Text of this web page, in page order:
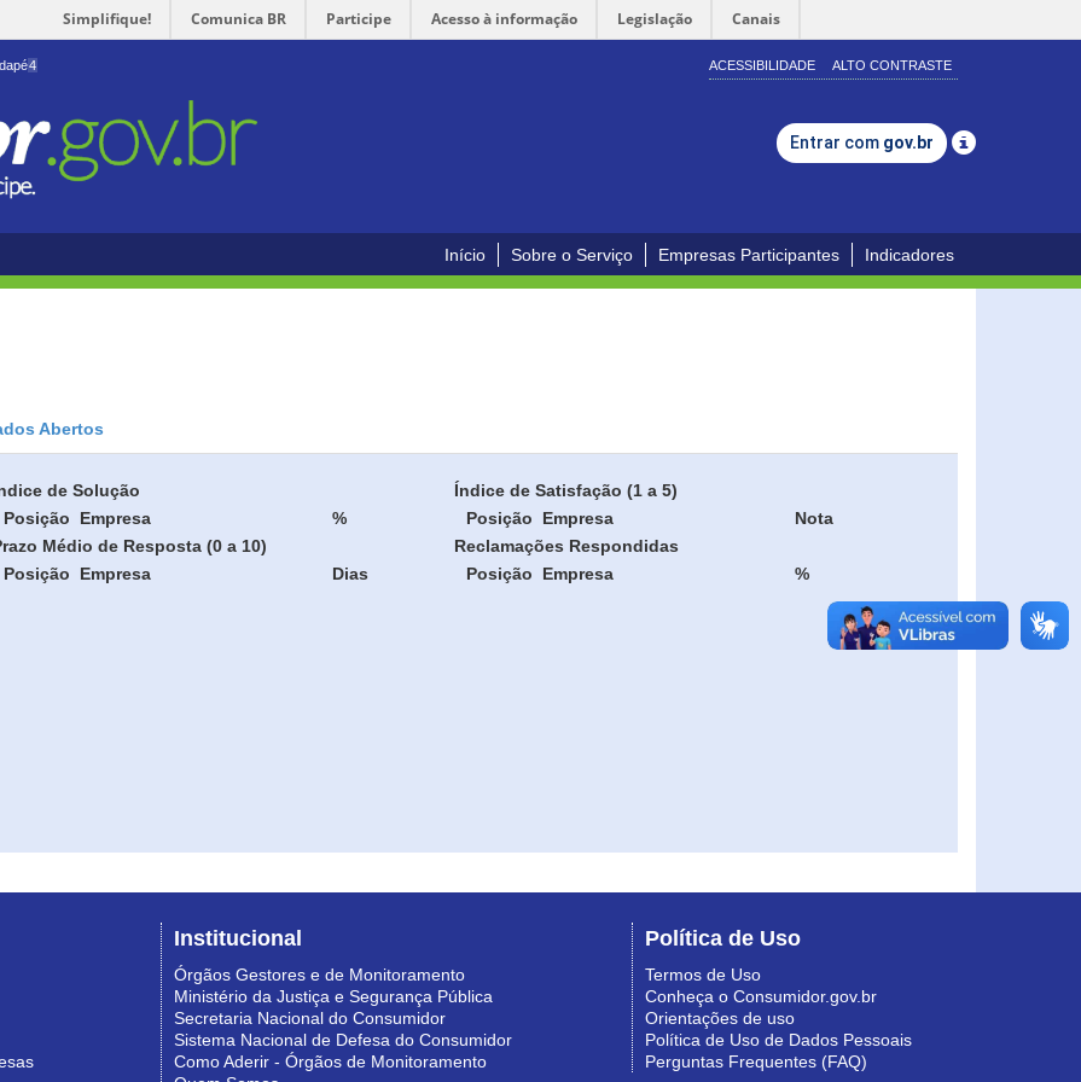
Simplifique! Comunica BR Participe Acesso à informação Legislação Canais
4 ACESSIBILIDADE ALTO CONTRASTE
Entrar com gov.br
Início Sobre o Serviço Empresas Participantes Indicadores
Abertos
de Solução
Posição
Empresa %
Índice de Satisfação (1 a 5)
Posição
Empresa
Nota
Médio de Resposta (0 a 10)
Posição
Empresa Dias
Reclamações Respondidas
Posição
Empresa %
Institucional
Órgãos Gestores e de Monitoramento
Ministério da Justiça e Segurança Pública
Secretaria Nacional do Consumidor
Sistema Nacional de Defesa do Consumidor
Como Aderir - Órgãos de Monitoramento
Política de Uso
Termos de Uso
Conheça o Consumidor.gov.br
Orientações de uso
Política de Uso de Dados Pessoais
Perguntas Frequentes (FAQ)